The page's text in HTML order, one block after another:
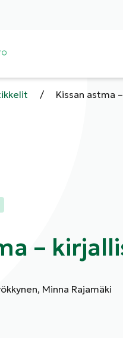
/ Kissan astma
–
Minna Rajamäki